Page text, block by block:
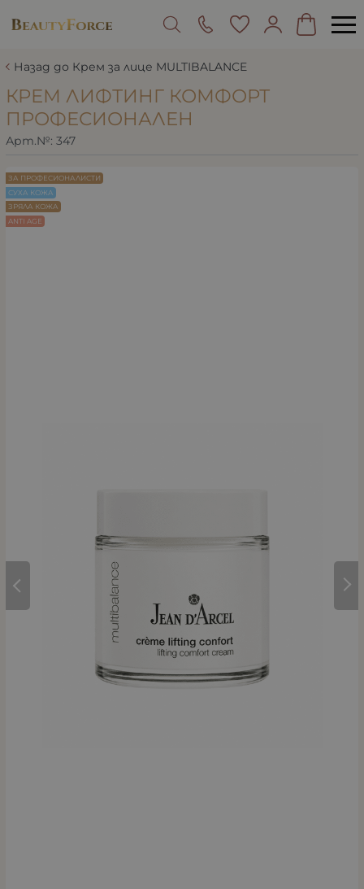
Назад до Крем за лице MULTIBALANCE
КРЕМ ЛИФТИНГ КОМФОРТ
ПРОФЕСИОНАЛЕН
Арт.№: 347
ЗА ПРОФЕСИОНАЛИСТИ
СУХА КОЖА
ЗРЯЛА КОЖА
ANTI AGE